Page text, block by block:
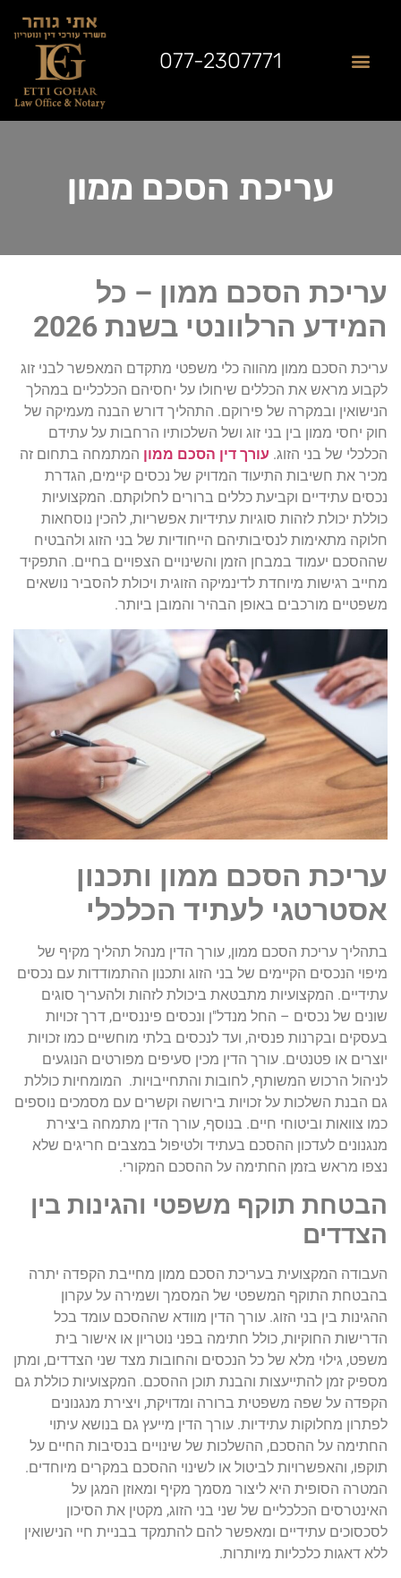
077-2307771
עריכת הסכם ממון
עריכת הסכם ממון – כל
המידע הרלוונטי בשנת 2026
עריכת הסכם ממון מהווה כלי משפטי מתקדם המאפשר לבני זוג
לקבוע מראש את הכללים שיחולו על יחסיהם הכלכליים במהלך
הנישואין ובמקרה של פירוקם. התהליך דורש הבנה מעמיקה של
חוק יחסי ממון בין בני זוג ושל השלכותיו הרחבות על עתידם
הכלכלי של בני הזוג. עורך דין הסכם ממון המתמחה בתחום זה
מכיר את חשיבות התיעוד המדויק של נכסים קיימים, הגדרת
נכסים עתידיים וקביעת כללים ברורים לחלוקתם. המקצועיות
כוללת יכולת לזהות סוגיות עתידיות אפשריות, להכין נוסחאות
חלוקה מתאימות לנסיבותיהם הייחודיות של בני הזוג ולהבטיח
שההסכם יעמוד במבחן הזמן והשינויים הצפויים בחיים. התפקיד
מחייב רגישות מיוחדת לדינמיקה הזוגית ויכולת להסביר נושאים
משפטיים מורכבים באופן הבהיר והמובן ביותר.
עריכת הסכם ממון ותכנון
אסטרטגי לעתיד הכלכלי
בתהליך עריכת הסכם ממון, עורך הדין מנהל תהליך מקיף של
מיפוי הנכסים הקיימים של בני הזוג ותכנון ההתמודדות עם נכסים
עתידיים. המקצועיות מתבטאת ביכולת לזהות ולהעריך סוגים
שונים של נכסים – החל מנדל"ן ונכסים פיננסיים, דרך זכויות
בעסקים ובקרנות פנסיה, ועד לנכסים בלתי מוחשיים כמו זכויות
יוצרים או פטנטים. עורך הדין מכין סעיפים מפורטים הנוגעים
לניהול הרכוש המשותף, לחובות והתחייבויות. המומחיות כוללת
גם הבנת השלכות על זכויות בירושה וקשרים עם מסמכים נוספים
כמו צוואות וביטוחי חיים. בנוסף, עורך הדין מתמחה ביצירת
מנגנונים לעדכון ההסכם בעתיד ולטיפול במצבים חריגים שלא
נצפו מראש בזמן החתימה על ההסכם המקורי.
הבטחת תוקף משפטי והגינות בין
הצדדים
העבודה המקצועית בעריכת הסכם ממון מחייבת הקפדה יתרה
בהבטחת התוקף המשפטי של המסמך ושמירה על עקרון
ההגינות בין בני הזוג. עורך הדין מוודא שההסכם עומד בכל
הדרישות החוקיות, כולל חתימה בפני נוטריון או אישור בית
משפט, גילוי מלא של כל הנכסים והחובות מצד שני הצדדים, ומתן
מספיק זמן להתייעצות והבנת תוכן ההסכם. המקצועיות כוללת גם
הקפדה על שפה משפטית ברורה ומדויקת, ויצירת מנגנונים
לפתרון מחלוקות עתידיות. עורך הדין מייעץ גם בנושא עיתוי
החתימה על ההסכם, ההשלכות של שינויים בנסיבות החיים על
תוקפו, והאפשרויות לביטול או לשינוי ההסכם במקרים מיוחדים.
המטרה הסופית היא ליצור מסמך מקיף ומאוזן המגן על
האינטרסים הכלכליים של שני בני הזוג, מקטין את הסיכון
לסכסוכים עתידיים ומאפשר להם להתמקד בבניית חיי הנישואין
ללא דאגות כלכליות מיותרות.